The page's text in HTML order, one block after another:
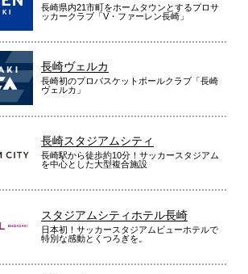
長崎県内21市町をホームタウンとするプロサ
ッカークラブ「V・ファーレン長崎」
長崎ヴェルカ
長崎初のプロバスケットボールクラブ「長崎
ヴェルカ」
長崎スタジアムシティ
長崎駅から徒歩約10分！サッカースタジアム
を中心とした大型複合施設
スタジアムシティホテル長崎
日本初！サッカースタジアムビューホテルで
特別な感動とくつろぎを。